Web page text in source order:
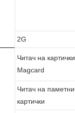
2G
Читач на картички
Magcard
Читач на паметни
картички